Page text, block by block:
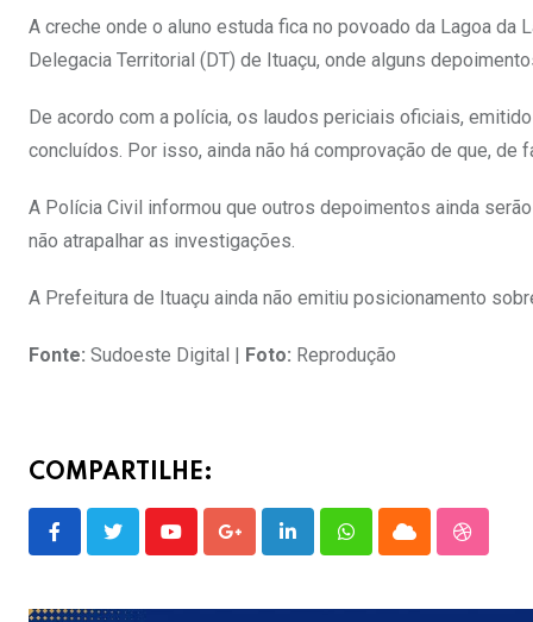
A creche onde o aluno estuda fica no povoado da Lagoa da
Delegacia Territorial (DT) de Ituaçu, onde alguns
De acordo com a polícia, os laudos periciais oficiais,
concluídos. Por isso, ainda não há comprovação de que, de
A Polícia Civil informou que outros depoimentos ainda
não atrapalhar as investigações.
A Prefeitura de Ituaçu ainda não emitiu posicionamento
Fonte: Sudoeste Digital | Foto: Reprodução
COMPARTILHE:
YoutubeGoogle+LinkedInWhatsappCloud